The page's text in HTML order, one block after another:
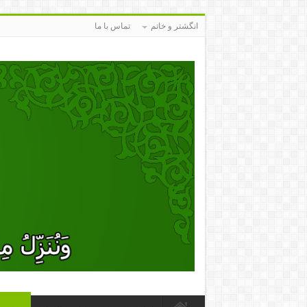
انگشتر و خاتم تماس با ما